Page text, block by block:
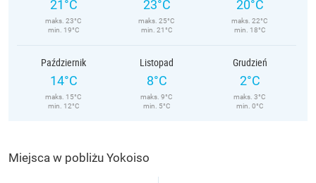
21°C
maks. 23°C
min. 19°C
23°C
maks. 25°C
min. 21°C
20°C
maks. 22°C
min. 18°C
Październik
14°C
maks. 15°C
min. 12°C
Listopad
8°C
maks. 9°C
min. 5°C
Grudzień
2°C
maks. 3°C
min. 0°C
Miejsca w pobliżu Yokoiso